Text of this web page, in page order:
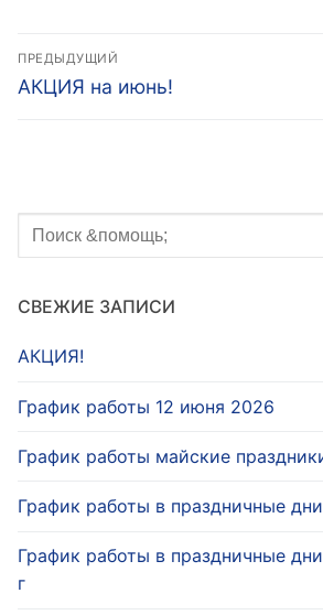
Навигация
по
ПРЕДЫДУЩИЙ
Предыдущая
АКЦИЯ на июнь!
Найти:
СВЕЖИЕ ЗАПИСИ
АКЦИЯ!
График работы 12 июня 2026
График работы майские
График работы в праздничные
График работы в праздничные
г